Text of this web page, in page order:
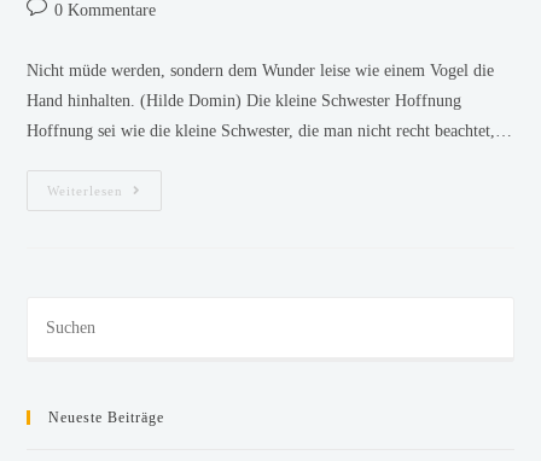
0 Kommentare
Nicht müde werden, sondern dem Wunder leise wie einem Vogel die
Hand hinhalten. (Hilde Domin) Die kleine Schwester Hoffnung
Hoffnung sei wie die kleine Schwester, die man nicht recht beachtet,…
Weiterlesen
Neueste Beiträge